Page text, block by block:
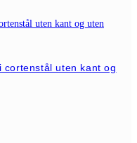
uten kant og